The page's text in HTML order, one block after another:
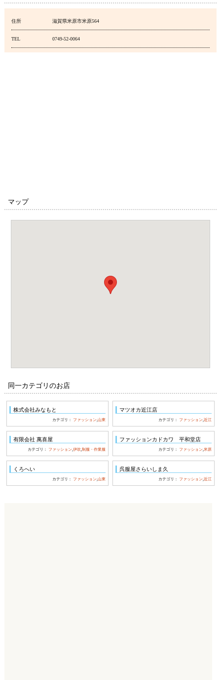
住所 滋賀県米原市米原564
TEL 0749-52-0064
マップ
同一カテゴリのお店
株式会社みなもと
カテゴリ： ファッション ,山東
マツオカ近江店
カテゴリ： ファッション ,近江
有限会社 萬喜屋
カテゴリ： ファッション,伊吹,制服・作業服
ファッションカドカワ 平和堂店
カテゴリ： ファッション,米原
くろへい
カテゴリ： ファッション,山東
呉服屋さらいしま久
カテゴリ： ファッション,近江